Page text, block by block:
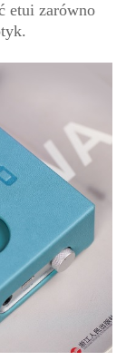
etui zarówno